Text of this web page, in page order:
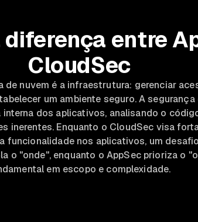
entre
CloudSec
de nuvem é a infraestrutura: gerenciar
um ambiente seguro. A
dos aplicativos, analisando o
inerentes. Enquanto o CloudSec visa
funcionalidade nos aplicativos, um
o "onde", enquanto o AppSec prioriza o
em escopo e complexidade.